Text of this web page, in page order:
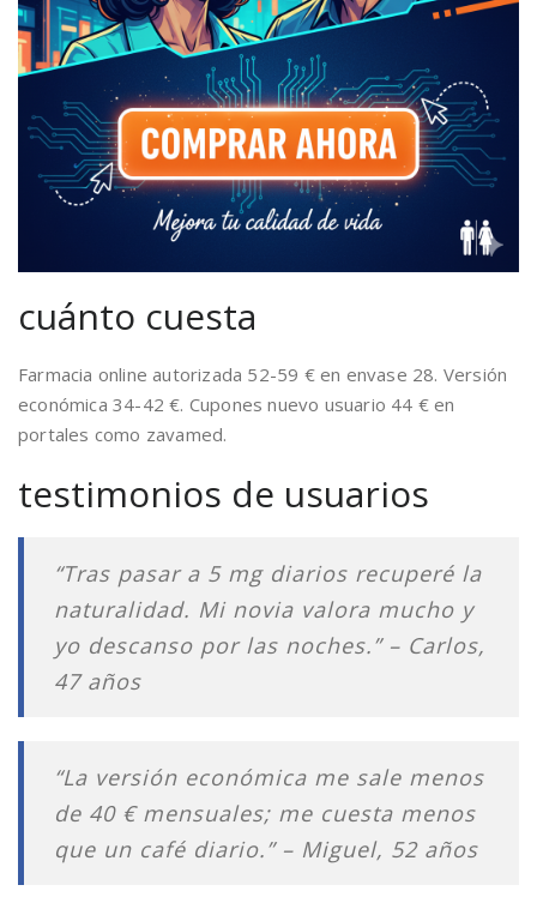
cuánto cuesta
Farmacia online autorizada 52-59 € en envase 28. Versión
económica 34-42 €. Cupones nuevo usuario 44 € en
portales como zavamed.
testimonios de usuarios
“Tras pasar a 5 mg diarios recuperé la
naturalidad. Mi novia valora mucho y
yo descanso por las noches.” – Carlos,
47 años
“La versión económica me sale menos
de 40 € mensuales; me cuesta menos
que un café diario.” – Miguel, 52 años